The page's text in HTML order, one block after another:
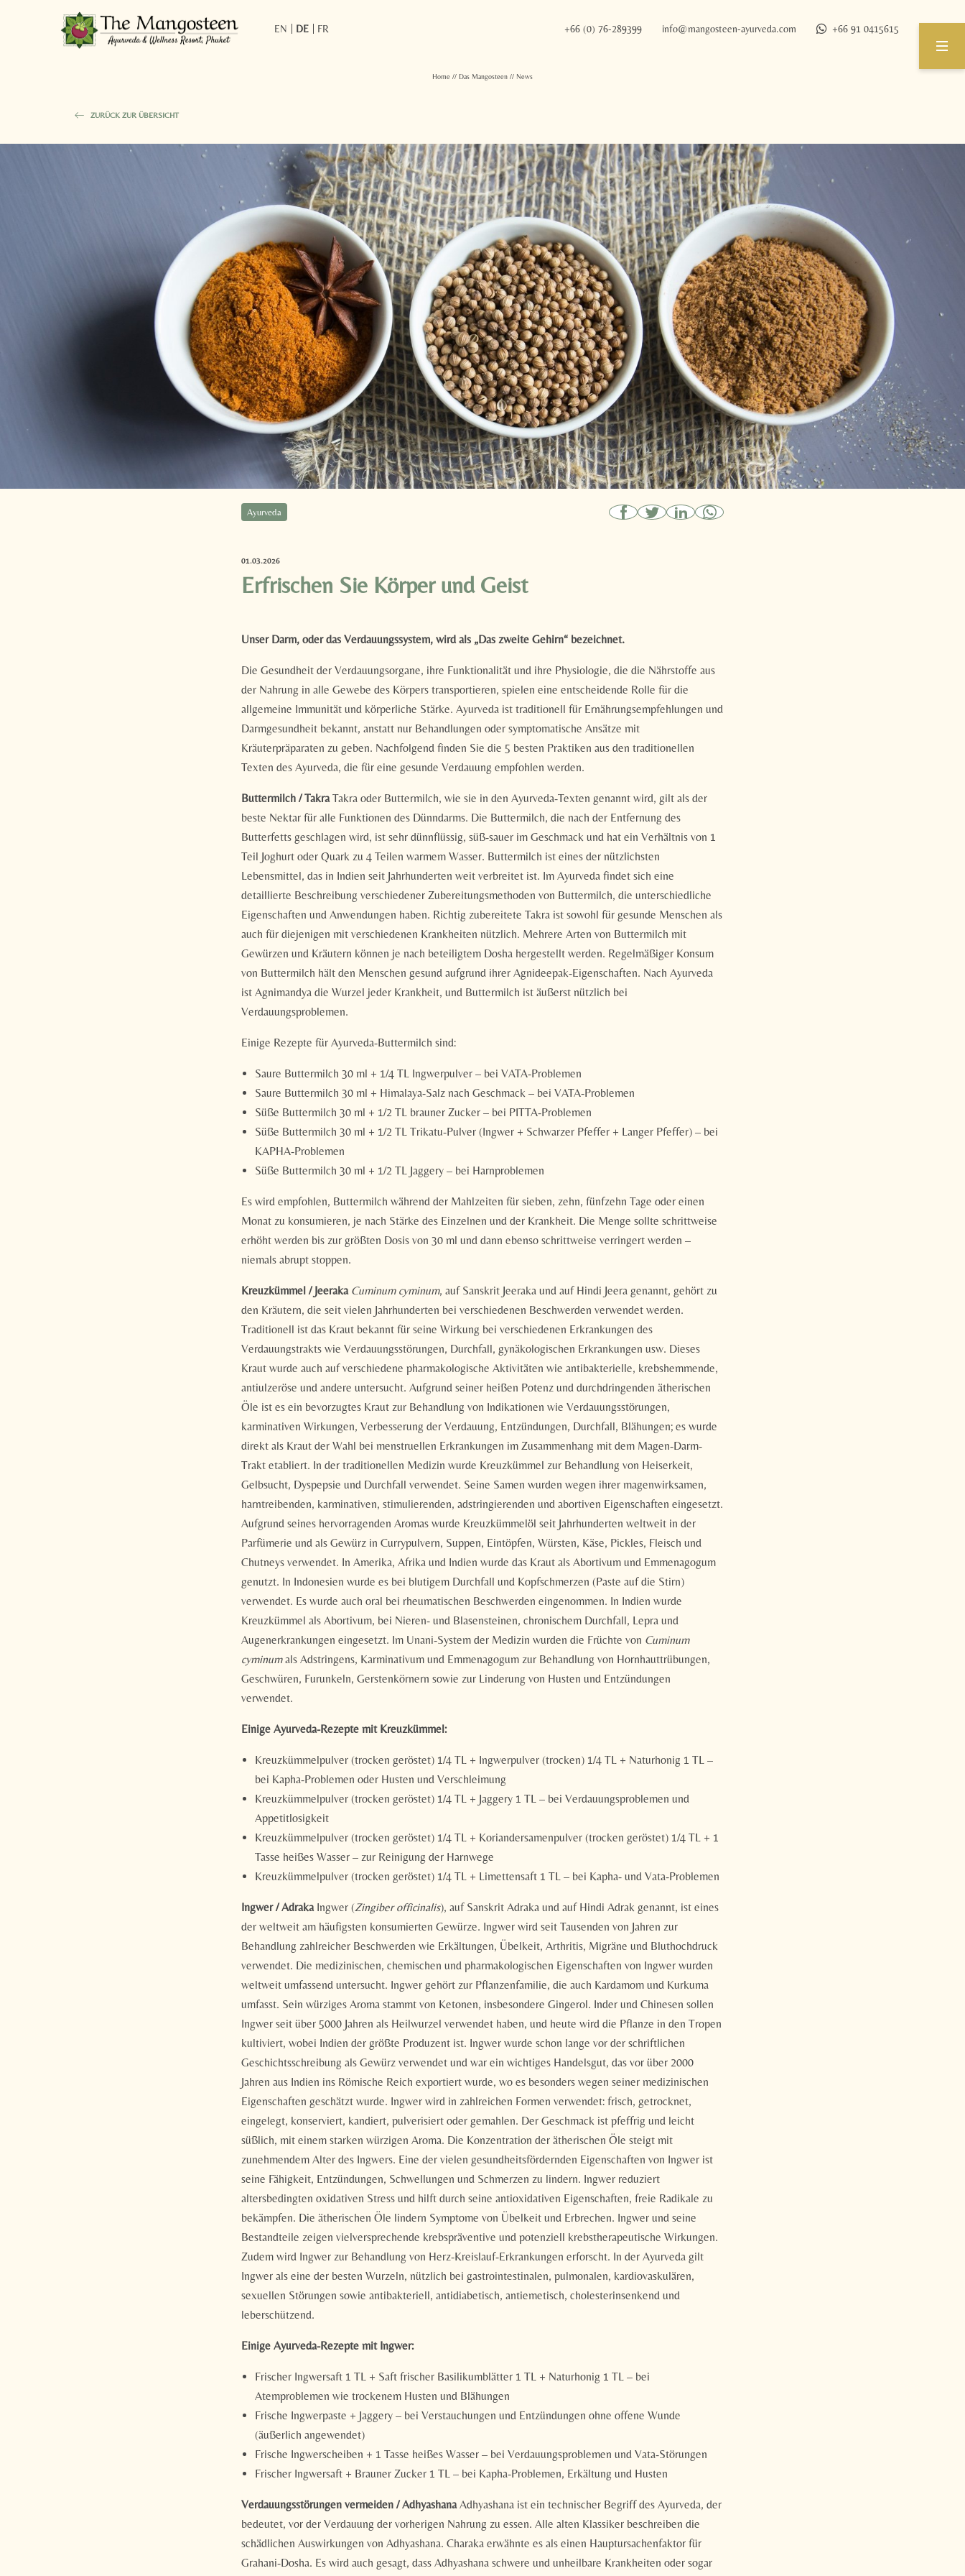
EN DE FR +66 (0) 76-289399 info@mangosteen-ayurveda.com +66 91 0415615
Home // Das Mangosteen // News
ZURÜCK ZUR ÜBERSICHT
Ayurveda
01.03.2026
Erfrischen Sie Körper und Geist
Unser Darm, oder das Verdauungssystem, wird als „Das zweite Gehirn“ bezeichnet.
Die Gesundheit der Verdauungsorgane, ihre Funktionalität und ihre Physiologie, die die Nährstoffe aus
der Nahrung in alle Gewebe des Körpers transportieren, spielen eine entscheidende Rolle für die
allgemeine Immunität und körperliche Stärke. Ayurveda ist traditionell für Ernährungsempfehlungen und
Darmgesundheit bekannt, anstatt nur Behandlungen oder symptomatische Ansätze mit
Kräuterpräparaten zu geben. Nachfolgend finden Sie die 5 besten Praktiken aus den traditionellen
Texten des Ayurveda, die für eine gesunde Verdauung empfohlen werden.
Buttermilch / TakraTakra oder Buttermilch, wie sie in den Ayurveda-Texten genannt wird, gilt als der
beste Nektar für alle Funktionen des Dünndarms. Die Buttermilch, die nach der Entfernung des
Butterfetts geschlagen wird, ist sehr dünnflüssig, süß-sauer im Geschmack und hat ein Verhältnis von 1
Teil Joghurt oder Quark zu 4 Teilen warmem Wasser. Buttermilch ist eines der nützlichsten
Lebensmittel, das in Indien seit Jahrhunderten weit verbreitet ist. Im Ayurveda findet sich eine
detaillierte Beschreibung verschiedener Zubereitungsmethoden von Buttermilch, die unterschiedliche
Eigenschaften und Anwendungen haben. Richtig zubereitete Takra ist sowohl für gesunde Menschen als
auch für diejenigen mit verschiedenen Krankheiten nützlich. Mehrere Arten von Buttermilch mit
Gewürzen und Kräutern können je nach beteiligtem Dosha hergestellt werden. Regelmäßiger Konsum
von Buttermilch hält den Menschen gesund aufgrund ihrer Agnideepak-Eigenschaften. Nach Ayurveda
ist Agnimandya die Wurzel jeder Krankheit, und Buttermilch ist äußerst nützlich bei
Verdauungsproblemen.
Einige Rezepte für Ayurveda-Buttermilch sind:
Saure Buttermilch 30 ml + 1/4 TL Ingwerpulver – bei VATA-Problemen
Saure Buttermilch 30 ml + Himalaya-Salz nach Geschmack – bei VATA-Problemen
Süße Buttermilch 30 ml + 1/2 TL brauner Zucker – bei PITTA-Problemen
Süße Buttermilch 30 ml + 1/2 TL Trikatu-Pulver (Ingwer + Schwarzer Pfeffer + Langer Pfeffer) – bei
KAPHA-Problemen
Süße Buttermilch 30 ml + 1/2 TL Jaggery – bei Harnproblemen
Es wird empfohlen, Buttermilch während der Mahlzeiten für sieben, zehn, fünfzehn Tage oder einen
Monat zu konsumieren, je nach Stärke des Einzelnen und der Krankheit. Die Menge sollte schrittweise
erhöht werden bis zur größten Dosis von 30 ml und dann ebenso schrittweise verringert werden –
niemals abrupt stoppen.
Kreuzkümmel / Jeeraka Cuminum cyminum, auf Sanskrit Jeeraka und auf Hindi Jeera genannt, gehört zu
den Kräutern, die seit vielen Jahrhunderten bei verschiedenen Beschwerden verwendet werden.
Traditionell ist das Kraut bekannt für seine Wirkung bei verschiedenen Erkrankungen des
Verdauungstrakts wie Verdauungsstörungen, Durchfall, gynäkologischen Erkrankungen usw. Dieses
Kraut wurde auch auf verschiedene pharmakologische Aktivitäten wie antibakterielle, krebshemmende,
antiulzeröse und andere untersucht. Aufgrund seiner heißen Potenz und durchdringenden ätherischen
Öle ist es ein bevorzugtes Kraut zur Behandlung von Indikationen wie Verdauungsstörungen,
karminativen Wirkungen, Verbesserung der Verdauung, Entzündungen, Durchfall, Blähungen; es wurde
direkt als Kraut der Wahl bei menstruellen Erkrankungen im Zusammenhang mit dem Magen-Darm-
Trakt etabliert. In der traditionellen Medizin wurde Kreuzkümmel zur Behandlung von Heiserkeit,
Gelbsucht, Dyspepsie und Durchfall verwendet. Seine Samen wurden wegen ihrer magenwirksamen,
harntreibenden, karminativen, stimulierenden, adstringierenden und abortiven Eigenschaften eingesetzt.
Aufgrund seines hervorragenden Aromas wurde Kreuzkümmelöl seit Jahrhunderten weltweit in der
Parfümerie und als Gewürz in Currypulvern, Suppen, Eintöpfen, Würsten, Käse, Pickles, Fleisch und
Chutneys verwendet. In Amerika, Afrika und Indien wurde das Kraut als Abortivum und Emmenagogum
genutzt. In Indonesien wurde es bei blutigem Durchfall und Kopfschmerzen (Paste auf die Stirn)
verwendet. Es wurde auch oral bei rheumatischen Beschwerden eingenommen. In Indien wurde
Kreuzkümmel als Abortivum, bei Nieren- und Blasensteinen, chronischem Durchfall, Lepra und
Augenerkrankungen eingesetzt. Im Unani-System der Medizin wurden die Früchte von Cuminum
cyminumals Adstringens, Karminativum und Emmenagogum zur Behandlung von Hornhauttrübungen,
Geschwüren, Furunkeln, Gerstenkörnern sowie zur Linderung von Husten und Entzündungen
verwendet.
Einige Ayurveda-Rezepte mit Kreuzkümmel:
Kreuzkümmelpulver (trocken geröstet) 1/4 TL + Ingwerpulver (trocken) 1/4 TL + Naturhonig 1 TL –
bei Kapha-Problemen oder Husten und Verschleimung
Kreuzkümmelpulver (trocken geröstet) 1/4 TL + Jaggery 1 TL – bei Verdauungsproblemen und
Appetitlosigkeit
Kreuzkümmelpulver (trocken geröstet) 1/4 TL + Koriandersamenpulver (trocken geröstet) 1/4 TL + 1
Tasse heißes Wasser – zur Reinigung der Harnwege
Kreuzkümmelpulver (trocken geröstet) 1/4 TL + Limettensaft 1 TL – bei Kapha- und Vata-Problemen
Ingwer / AdrakaIngwer (Zingiber officinalis), auf Sanskrit Adraka und auf Hindi Adrak genannt, ist eines
der weltweit am häufigsten konsumierten Gewürze. Ingwer wird seit Tausenden von Jahren zur
Behandlung zahlreicher Beschwerden wie Erkältungen, Übelkeit, Arthritis, Migräne und Bluthochdruck
verwendet. Die medizinischen, chemischen und pharmakologischen Eigenschaften von Ingwer wurden
weltweit umfassend untersucht. Ingwer gehört zur Pflanzenfamilie, die auch Kardamom und Kurkuma
umfasst. Sein würziges Aroma stammt von Ketonen, insbesondere Gingerol. Inder und Chinesen sollen
Ingwer seit über 5000 Jahren als Heilwurzel verwendet haben, und heute wird die Pflanze in den Tropen
kultiviert, wobei Indien der größte Produzent ist. Ingwer wurde schon lange vor der schriftlichen
Geschichtsschreibung als Gewürz verwendet und war ein wichtiges Handelsgut, das vor über 2000
Jahren aus Indien ins Römische Reich exportiert wurde, wo es besonders wegen seiner medizinischen
Eigenschaften geschätzt wurde. Ingwer wird in zahlreichen Formen verwendet: frisch, getrocknet,
eingelegt, konserviert, kandiert, pulverisiert oder gemahlen. Der Geschmack ist pfeffrig und leicht
süßlich, mit einem starken würzigen Aroma. Die Konzentration der ätherischen Öle steigt mit
zunehmendem Alter des Ingwers. Eine der vielen gesundheitsfördernden Eigenschaften von Ingwer ist
seine Fähigkeit, Entzündungen, Schwellungen und Schmerzen zu lindern. Ingwer reduziert
altersbedingten oxidativen Stress und hilft durch seine antioxidativen Eigenschaften, freie Radikale zu
bekämpfen. Die ätherischen Öle lindern Symptome von Übelkeit und Erbrechen. Ingwer und seine
Bestandteile zeigen vielversprechende krebspräventive und potenziell krebstherapeutische Wirkungen.
Zudem wird Ingwer zur Behandlung von Herz-Kreislauf-Erkrankungen erforscht. In der Ayurveda gilt
Ingwer als eine der besten Wurzeln, nützlich bei gastrointestinalen, pulmonalen, kardiovaskulären,
sexuellen Störungen sowie antibakteriell, antidiabetisch, antiemetisch, cholesterinsenkend und
leberschützend.
Einige Ayurveda-Rezepte mit Ingwer:
Frischer Ingwersaft 1 TL + Saft frischer Basilikumblätter 1 TL + Naturhonig 1 TL – bei
Atemproblemen wie trockenem Husten und Blähungen
Frische Ingwerpaste + Jaggery – bei Verstauchungen und Entzündungen ohne offene Wunde
(äußerlich angewendet)
Frische Ingwerscheiben + 1 Tasse heißes Wasser – bei Verdauungsproblemen und Vata-Störungen
Frischer Ingwersaft + Brauner Zucker 1 TL – bei Kapha-Problemen, Erkältung und Husten
Verdauungsstörungen vermeiden / AdhyashanaAdhyashana ist ein technischer Begriff des Ayurveda, der
bedeutet, vor der Verdauung der vorherigen Nahrung zu essen. Alle alten Klassiker beschreiben die
schädlichen Auswirkungen von Adhyashana. Charaka erwähnte es als einen Hauptursachenfaktor für
Grahani-Dosha. Es wird auch gesagt, dass Adhyashana schwere und unheilbare Krankheiten oder sogar
Newsletteranmeldung
Familie Herr Frau
Vorname Nachname*
E-Mail*
Einwilligung Marketing*
Anfragen